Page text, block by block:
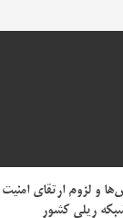
و لزوم ارتقای امنیت
ریلی کشور